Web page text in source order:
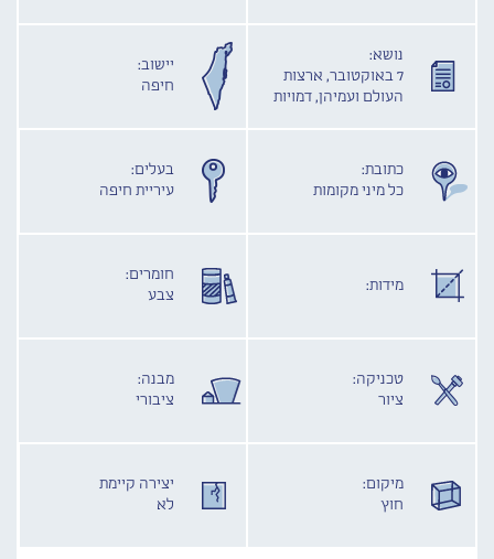
נושא:
7 באוקטובר, ארצות
העולם ועמיהן, דמויות
יישוב:
חיפה
כתובת:
כל מיני מקומות
בעלים:
עיריית חיפה
מידות:
חומרים:
צבע
טכניקה:
ציור
מבנה:
ציבורי
מיקום:
חוץ
יצירה קיימת
לא